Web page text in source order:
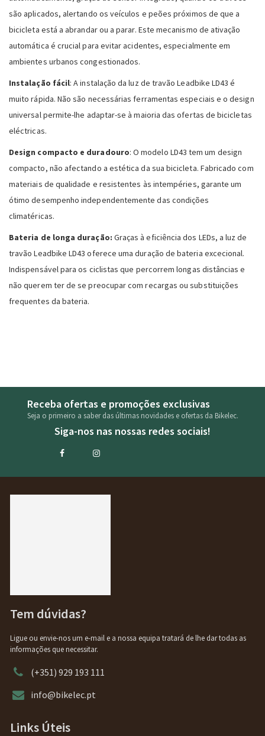
são aplicados, alertando os veículos e peões próximos de que a
bicicleta está a abrandar ou a parar. Este mecanismo de ativação
automática é crucial para evitar acidentes, especialmente em
ambientes urbanos congestionados.
Instalação fácil: A instalação da luz de travão Leadbike LD43 é
muito rápida. Não são necessárias ferramentas especiais e o design
universal permite-lhe adaptar-se à maioria das ofertas de bicicletas
eléctricas.
Design compacto e duradouro: O modelo LD43 tem um design
compacto, não afectando a estética da sua bicicleta. Fabricado com
materiais de qualidade e resistentes às intempéries, garante um
ótimo desempenho independentemente das condições
climatéricas.
Bateria de longa duração: Graças à eficiência dos LEDs, a luz de
travão Leadbike LD43 oferece uma duração de bateria excecional.
Indispensável para os ciclistas que percorrem longas distâncias e
não querem ter de se preocupar com recargas ou substituições
frequentes da bateria.
Receba ofertas e promoções exclusivas
Seja o primeiro a saber das últimas novidades e ofertas da Bikelec.
Siga-nos nas nossas redes sociais!
Tem dúvidas?
Ligue ou envie-nos um e-mail e a nossa equipa tratará de lhe dar todas as
informações que necessitar.
(+351) 929 193 111
info@bikelec.pt
Links Úteis